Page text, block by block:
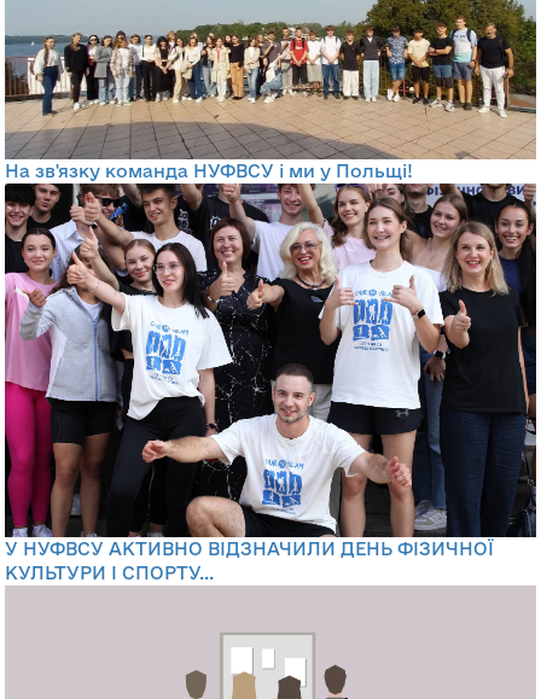
На зв'язку команда НУФВСУ і ми у Польщі!
У НУФВСУ АКТИВНО ВІДЗНАЧИЛИ ДЕНЬ ФІЗИЧНОЇ
КУЛЬТУРИ І СПОРТУ...